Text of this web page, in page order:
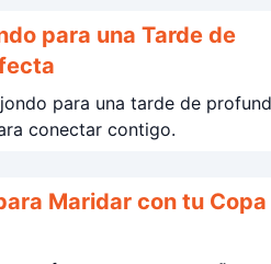
para una Tarde de
para una tarde de
para conectar contigo.
Maridar con tu